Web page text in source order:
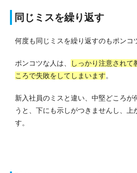
同じミスを繰り返す
何度も同じミスを繰り返すのもポンコ
ポンコツな人は、
しっかり注意されて
ころで失敗をしてしまいます。
新入社員のミスと違い、中堅どころが
うと、下にも示しがつきませんし、上
す。